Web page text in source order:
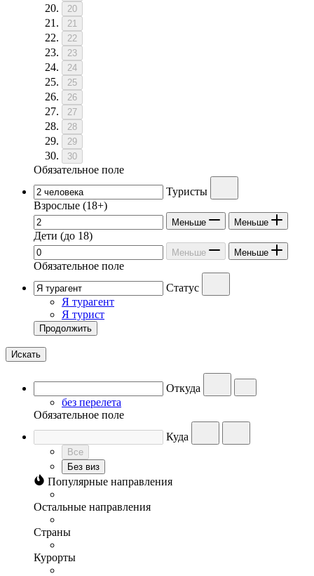
20
21
22
23
24
25
26
27
28
29
30
Обязательное поле
Туристы
Взрослые (18+)
Меньше Меньше
Дети (до 18)
Меньше Меньше
Обязательное поле
Статус
Я турагент
Я турист
Продолжить
Искать
Откуда
без перелета
Обязательное поле
Куда
Все
Без виз
Популярные направления
Остальные направления
Страны
Курорты